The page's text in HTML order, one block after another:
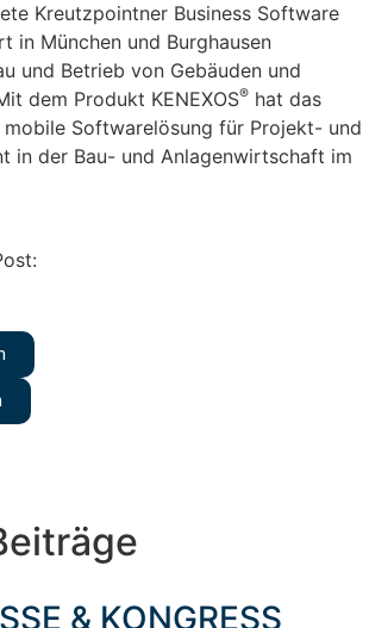
Kreutzpointner Business Software
in München und Burghausen
und Betrieb von Gebäuden und
dem Produkt KENEXOS® hat das
mobile Softwarelösung für Projekt- und
in der Bau- und Anlagenwirtschaft im
& KONGRESS